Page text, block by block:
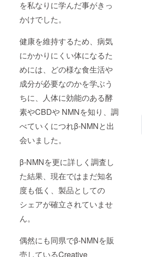
を私なりに学んだ事がきっ
かけでした。
健康を維持するため、病気
にかかりにくい体になるた
めには、どの様な食生活や
成分が必要なのかを学ぶう
ちに、人体に効能のある酵
素やCBDや NMNを知り、調
べていくにつれβ-NMNと出
会いました。
β-NMNを更に詳しく調査し
た結果、現在ではまだ知名
度も低く、製品としての
シェアが確立されていませ
ん。
偶然にも同県でβ-NMNを販
売しているCreative